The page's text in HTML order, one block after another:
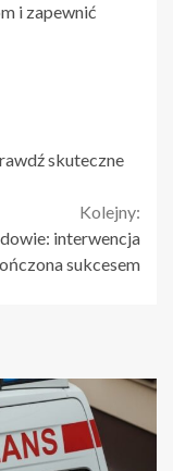
i zapewnić
skuteczne
Kolejny:
interwencja
sukcesem